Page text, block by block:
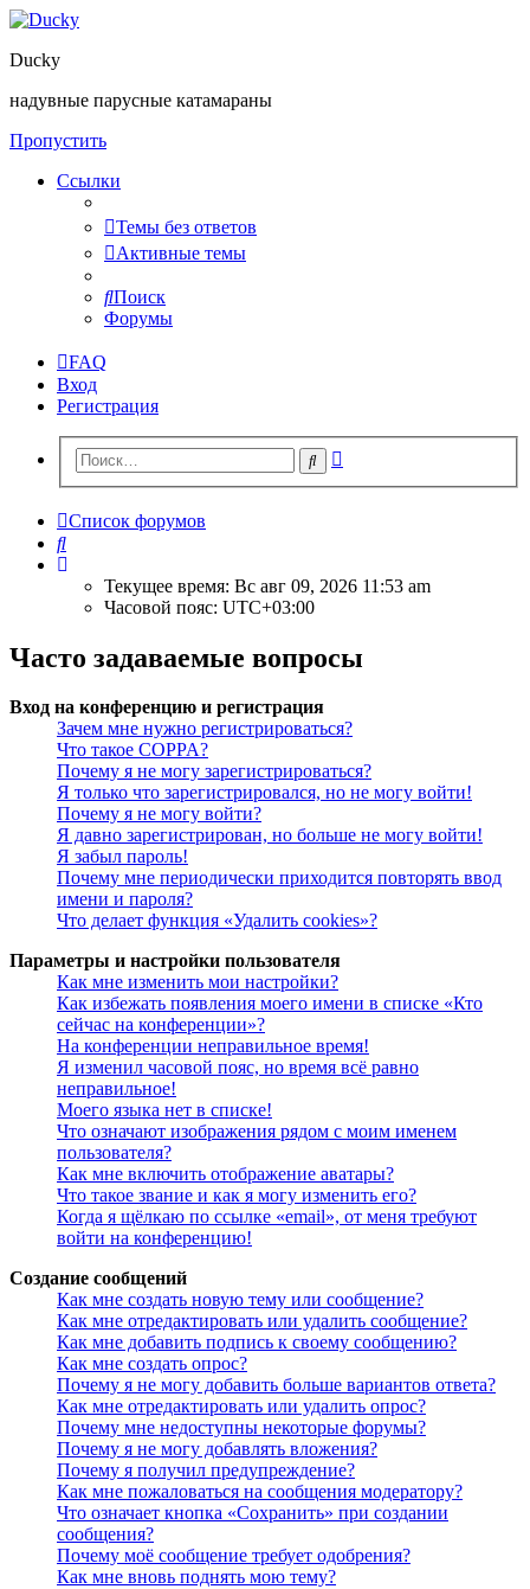
Ducky
надувные парусные катамараны
Пропустить
Ссылки
Темы без ответов
Активные темы
Поиск
Форумы
FAQ
Вход
Регистрация
Поиск
Список форумов
Поиск
Текущее время: Вс авг 09, 2026 11:53 am
Часовой пояс: UTC+03:00
Часто задаваемые вопросы
Вход на конференцию и регистрация
Зачем мне нужно регистрироваться?
Что такое COPPA?
Почему я не могу зарегистрироваться?
Я только что зарегистрировался, но не могу войти!
Почему я не могу войти?
Я давно зарегистрирован, но больше не могу войти!
Я забыл пароль!
Почему мне периодически приходится повторять ввод
имени и пароля?
Что делает функция «Удалить cookies»?
Параметры и настройки пользователя
Как мне изменить мои настройки?
Как избежать появления моего имени в списке «Кто
сейчас на конференции»?
На конференции неправильное время!
Я изменил часовой пояс, но время всё равно
неправильное!
Моего языка нет в списке!
Что означают изображения рядом с моим именем
пользователя?
Как мне включить отображение аватары?
Что такое звание и как я могу изменить его?
Когда я щёлкаю по ссылке «email», от меня требуют
войти на конференцию!
Создание сообщений
Как мне создать новую тему или сообщение?
Как мне отредактировать или удалить сообщение?
Как мне добавить подпись к своему сообщению?
Как мне создать опрос?
Почему я не могу добавить больше вариантов ответа?
Как мне отредактировать или удалить опрос?
Почему мне недоступны некоторые форумы?
Почему я не могу добавлять вложения?
Почему я получил предупреждение?
Как мне пожаловаться на сообщения модератору?
Что означает кнопка «Сохранить» при создании
сообщения?
Почему моё сообщение требует одобрения?
Как мне вновь поднять мою тему?